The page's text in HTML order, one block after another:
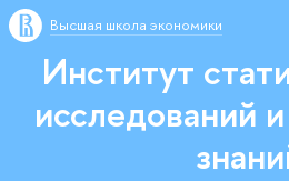
Высшая школа экономики
Институт
исследований